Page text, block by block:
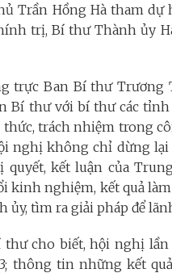
Trần Hồng Hà tham
trị, Bí thư Thành ủy
trực Ban Bí thư Trương
Bí thư với bí thư các
thức, trách nhiệm trong
nghị không chỉ dừng
kết luận của
kinh nghiệm, kết quả
ủy, tìm ra giải pháp để
cho biết, hội nghị
thông tin những kết